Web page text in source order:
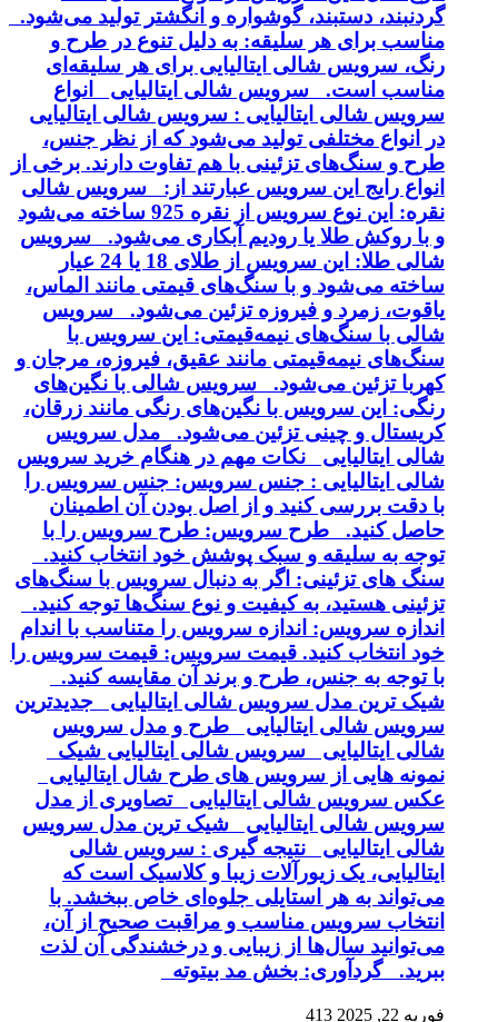
گردنبند، دستبند، گوشواره و انگشتر تولید می‌شود.
مناسب برای هر سلیقه: به دلیل تنوع در طرح و
رنگ، سرویس شالی ایتالیایی برای هر سلیقه‌ای
مناسب است. سرویس شالی ایتالیایی انواع
سرویس شالی ایتالیایی : سرویس شالی ایتالیایی
در انواع مختلفی تولید می‌شود که از نظر جنس،
طرح و سنگ‌های تزئینی با هم تفاوت دارند. برخی از
انواع رایج این سرویس عبارتند از: سرویس شالی
نقره: این نوع سرویس از نقره 925 ساخته می‌شود
و با روکش طلا یا رودیم آبکاری می‌شود. سرویس
شالی طلا: این سرویس از طلای 18 یا 24 عیار
ساخته می‌شود و با سنگ‌های قیمتی مانند الماس،
یاقوت، زمرد و فیروزه تزئین می‌شود. سرویس
شالی با سنگ‌های نیمه‌قیمتی: این سرویس با
سنگ‌های نیمه‌قیمتی مانند عقیق، فیروزه، مرجان و
کهربا تزئین می‌شود. سرویس شالی با نگین‌های
رنگی: این سرویس با نگین‌های رنگی مانند زرقان،
کریستال و چینی تزئین می‌شود. مدل سرویس
شالی ایتالیایی نکات مهم در هنگام خرید سرویس
شالی ایتالیایی : جنس سرویس: جنس سرویس را
با دقت بررسی کنید و از اصل بودن آن اطمینان
حاصل کنید. طرح سرویس: طرح سرویس را با
توجه به سلیقه و سبک پوشش خود انتخاب کنید.
سنگ های تزئینی: اگر به دنبال سرویس با سنگ‌های
تزئینی هستید، به کیفیت و نوع سنگ‌ها توجه کنید.
اندازه سرویس: اندازه سرویس را متناسب با اندام
خود انتخاب کنید. قیمت سرویس: قیمت سرویس را
با توجه به جنس، طرح و برند آن مقایسه کنید.
شیک ترین مدل سرویس شالی ایتالیایی جدیدترین
سرویس شالی ایتالیایی طرح و مدل سرویس
شالی ایتالیایی سرویس شالی ایتالیایی شیک
نمونه هایی از سرویس های طرح شال ایتالیایی
عکس سرویس شالی ایتالیایی تصاویری از مدل
سرویس شالی ایتالیایی شیک ترین مدل سرویس
شالی ایتالیایی نتیجه گیری : سرویس شالی
ایتالیایی، یک زیورآلات زیبا و کلاسیک است که
می‌تواند به هر استایلی جلوه‌ای خاص ببخشد. با
انتخاب سرویس مناسب و مراقبت صحیح از آن،
می‌توانید سال‌ها از زیبایی و درخشندگی آن لذت
ببرید. گردآوری: بخش مد بیتوته
فوریه 22, 2025 413